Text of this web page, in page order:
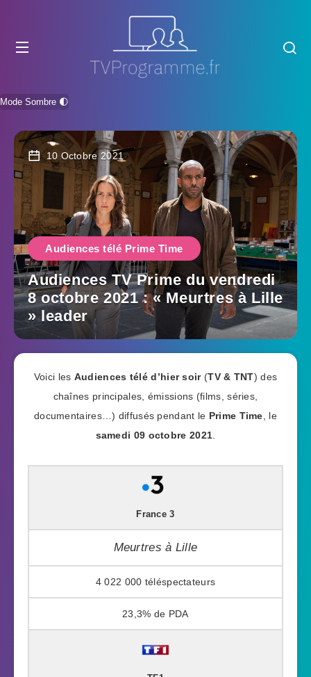
Mode Sombre 🌓
10 Octobre 2021
Audiences télé Prime Time
Audiences TV Prime du vendredi
8 octobre 2021 : « Meurtres à Lille
» leader
Voici les Audiences télé d’hier soir (TV & TNT) des
chaînes principales, émissions (films, séries,
documentaires…) diffusés pendant le Prime Time , le
samedi 09 octobre 2021
France 3
Meurtres à Lille
4 022 000
23,3%